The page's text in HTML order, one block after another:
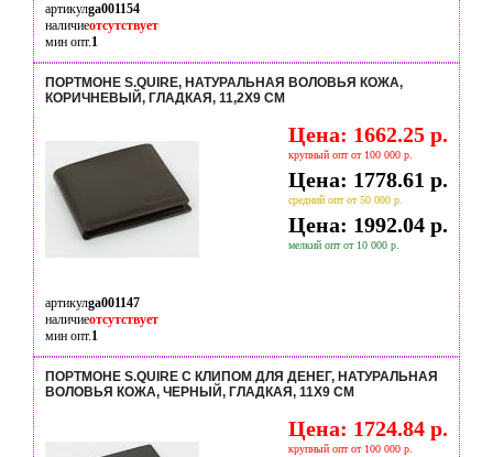
артикулga001154
наличиеотсутствует
мин опт.1
ПОРТМОНЕ S.QUIRE, НАТУРАЛЬНАЯ ВОЛОВЬЯ КОЖА,
КОРИЧНЕВЫЙ, ГЛАДКАЯ, 11,2X9 СМ
Цена: 1662.25 р.
крупный опт от 100 000 р.
Цена: 1778.61 р.
средний опт от 50 000 р.
Цена: 1992.04 р.
мелкий опт от 10 000 р.
артикулga001147
наличиеотсутствует
мин опт.1
ПОРТМОНЕ S.QUIRE С КЛИПОМ ДЛЯ ДЕНЕГ, НАТУРАЛЬНАЯ
ВОЛОВЬЯ КОЖА, ЧЕРНЫЙ, ГЛАДКАЯ, 11X9 СМ
Цена: 1724.84 р.
крупный опт от 100 000 р.